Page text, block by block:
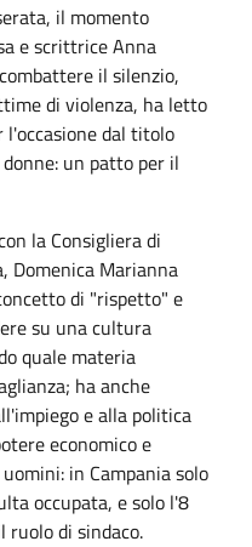
il momento
e scrittrice Anna
il silenzio,
di violenza, ha letto
l'occasione dal titolo
un patto per il
la Consigliera di
Domenica Marianna
di "rispetto" e
su una cultura
quale materia
ha anche
e alla politica
economico e
in Campania solo
occupata, e solo l'8
ruolo di sindaco.